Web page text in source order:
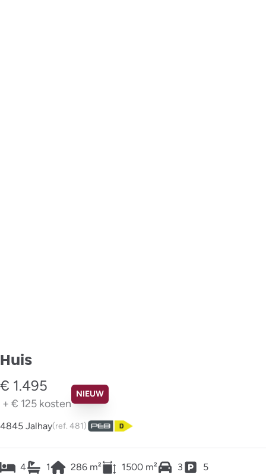
Huis
€ 1.495
+ € 125 kosten
NIEUW
4845 Jalhay(ref. 481)
4 1 286 m² 1500 m² 3 5